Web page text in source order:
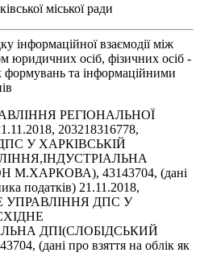
міської ради
інформаційної взаємодії між
юридичних осіб, фізичних осіб -
формувань та інформаційними
РЕГІОНАЛЬНОЇ
203218316778,
У ХАРКІВСЬКІЙ
43143704, (дані
податків) 21.11.2018,
УПРАВЛІННЯ ДПС У
ДПІ(СЛОБІДСЬКИЙ
(дані про взяття на облік як